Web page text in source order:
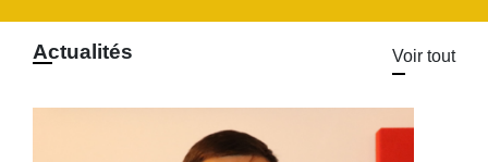
Actualités Voir tout